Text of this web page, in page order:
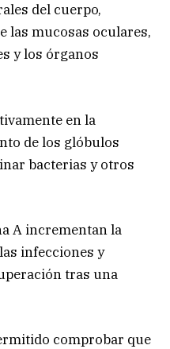
del cuerpo,
las mucosas oculares,
y los órganos
en la
de los glóbulos
bacterias y otros
A incrementan la
infecciones y
tras una
comprobar que